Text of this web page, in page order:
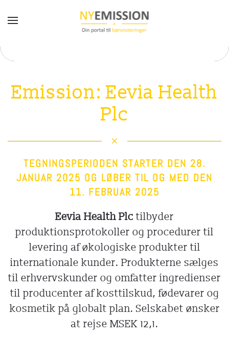
Gå til hovedindhold
Emission: Eevia Health
Plc
TEGNINGSPERIODEN STARTER DEN 28.
JANUAR 2025 OG LØBER TIL OG MED DEN
11. FEBRUAR 2025
Eevia Health Plc tilbyder
produktionsprotokoller og procedurer til
levering af økologiske produkter til
internationale kunder. Produkterne sælges
til erhvervskunder og omfatter ingredienser
til producenter af kosttilskud, fødevarer og
kosmetik på globalt plan. Selskabet ønsker
at rejse MSEK 12,1.